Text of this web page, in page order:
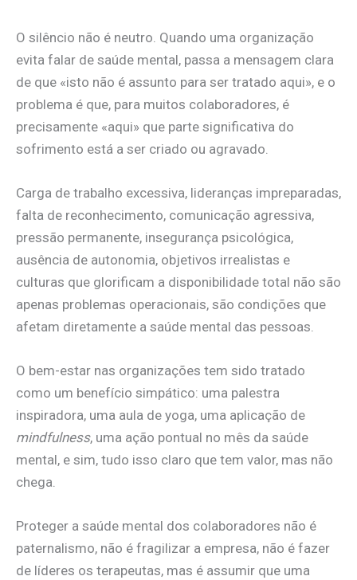
O silêncio não é neutro. Quando uma organização
evita falar de saúde mental, passa a mensagem clara
de que «isto não é assunto para ser tratado aqui», e o
problema é que, para muitos colaboradores, é
precisamente «aqui» que parte significativa do
sofrimento está a ser criado ou agravado.
Carga de trabalho excessiva, lideranças impreparadas,
falta de reconhecimento, comunicação agressiva,
pressão permanente, insegurança psicológica,
ausência de autonomia, objetivos irrealistas e
culturas que glorificam a disponibilidade total não são
apenas problemas operacionais, são condições que
afetam diretamente a saúde mental das pessoas.
O bem-estar nas organizações tem sido tratado
como um benefício simpático: uma palestra
inspiradora, uma aula de yoga, uma aplicação de
mindfulness, uma ação pontual no mês da saúde
mental, e sim, tudo isso claro que tem valor, mas não
chega.
Proteger a saúde mental dos colaboradores não é
paternalismo, não é fragilizar a empresa, não é fazer
de líderes os terapeutas, mas é assumir que uma